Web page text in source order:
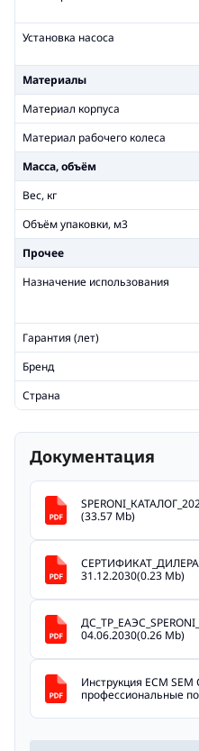
Установка насоса
Материалы
Материал корпуса
Материал рабочего колеса
Масса, объём
Вес, кг
Объём упаковки, м3
Прочее
Назначение использования
Гарантия (лет)
Бренд
Страна
Документация
(33.57 Mb)
31.12.2030(0.23 Mb)
04.06.2030(0.26 Mb)
Инструкция ECM SEM
профессиональные